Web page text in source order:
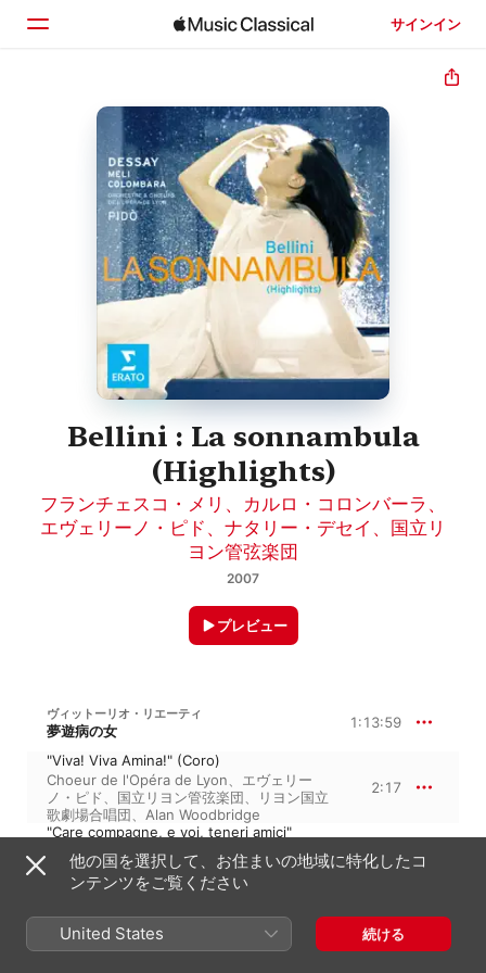
サインイン
ホーム
見つける
Bellini : La sonnambula
(Highlights)
フランチェスコ・メリ 、 カルロ・コロンバーラ 、
エヴェリーノ・ピド 、 ナタリー・デセイ 、 国立リ
ヨン管弦楽団
2007
プレビュー
ヴィットーリオ・リエーティ
夢遊病の女 1:13:59
"Viva! Viva Amina!" (Coro)
Choeur de l'Opéra de Lyon、 エヴェリー
ノ・ピド、 国立リヨン管弦楽団、
リヨン国立
歌劇場合唱団、 Alan Woodbridge
2:17
"Care compagne, e voi, teneri amici"
(Amina, Coro)
ナタリー・デセイ、エヴェリーノ・ピド、
Choeur de l'Opéra de Lyon、国立リヨン管
5:20
"Sovra il sen la man mi posa" (Amina,
Teresa, Coro)
他の国を選択して、お住まいの地域に特化したコ
ンテンツをご覧ください
United States 続ける